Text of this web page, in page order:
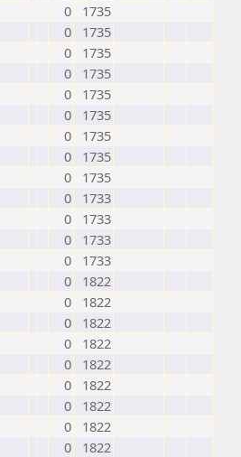
0
1735
0
1735
0
1735
0
1735
0
1735
0
1735
0
1735
0
1735
0
1735
0
1733
0
1733
0
1733
0
1733
0
1822
0
1822
0
1822
0
1822
0
1822
0
1822
0
1822
0
1822
0 1822